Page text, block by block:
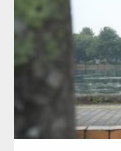
公園のマ
ダウンロ